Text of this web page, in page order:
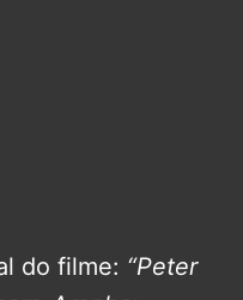
do filme: “Peter